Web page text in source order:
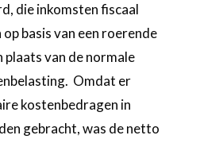
die inkomsten fiscaal
basis van een roerende
van de normale
Omdat er
kostenbedragen in
gebracht, was de netto